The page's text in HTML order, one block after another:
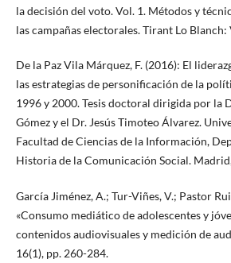
la decisión del voto. Vol. 1. Métodos y
las campañas electorales. Tirant Lo Blanch:
De la Paz Vila Márquez, F. (2016): El
las estrategias de personificación de la
1996 y 2000. Tesis doctoral dirigida por la
Gómez y el Dr. Jesús Timoteo Álvarez.
Facultad de Ciencias de la Información,
Historia de la Comunicación Social.
García Jiménez, A.; Tur-Viñes, V.; Pastor
«Consumo mediático de adolescentes y
contenidos audiovisuales y medición de
16(1), pp. 260-284.